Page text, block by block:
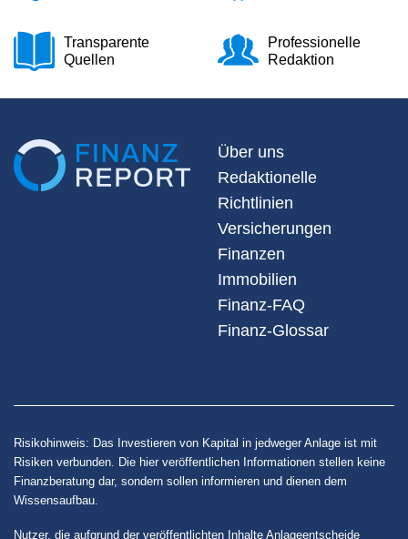
Transparente
Quellen
Professionelle
Redaktion
Über uns
Redaktionelle
Richtlinien
Versicherungen
Finanzen
Immobilien
Finanz-FAQ
Finanz-Glossar
Risikohinweis: Das Investieren von Kapital in jedweger Anlage ist mit
Risiken verbunden. Die hier veröffentlichen Informationen stellen keine
Finanzberatung dar, sondern sollen informieren und dienen dem
Wissensaufbau.
Nutzer, die aufgrund der veröffentlichten Inhalte Anlageentscheide